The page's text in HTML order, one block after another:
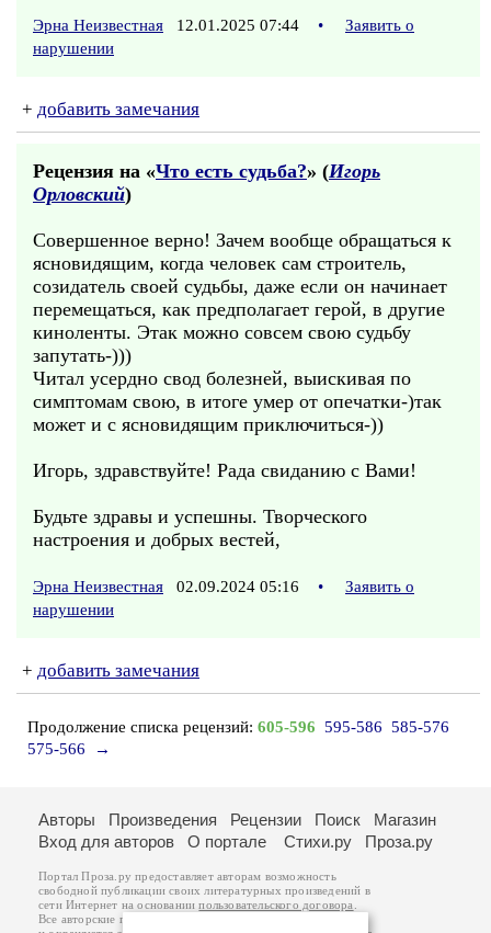
Эрна Неизвестная 12.01.2025 07:44 •
Заявить о
нарушении
+ добавить замечания
Рецензия на «Что есть судьба?» (Игорь
Орловский)
Совершенное верно! Зачем вообще обращаться к
ясновидящим, когда человек сам строитель,
созидатель своей судьбы, даже если он начинает
перемещаться, как предполагает герой, в другие
киноленты. Этак можно совсем свою судьбу
запутать-)))
Читал усердно свод болезней, выискивая по
симптомам свою, в итоге умер от опечатки-)так
может и с ясновидящим приключиться-))
Игорь, здравствуйте! Рада свиданию с Вами!
Будьте здравы и успешны. Творческого
настроения и добрых вестей,
Эрна Неизвестная 02.09.2024 05:16 •
Заявить о
нарушении
+ добавить замечания
Продолжение списка рецензий: 605-596 595-586 585-576
575-566
→
Авторы Произведения Рецензии Поиск
Магазин
Вход для авторов
О портале Стихи.ру Проза.ру
Портал Проза.ру предоставляет авторам возможность
свободной публикации своих литературных произведений в
сети Интернет на основаниипользовательского договора
Все авторские права на произведения принадлежат авторам